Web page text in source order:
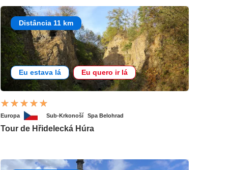
Distância 11 km
Eu estava lá Eu quero ir lá
Europa Sub-Krkonoší Spa Belohrad
Tour de Hřidelecká Húra